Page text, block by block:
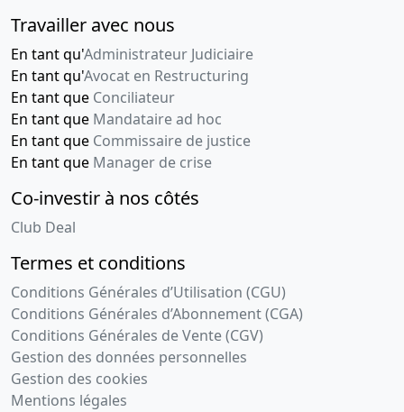
Travailler avec nous
En tant qu'Administrateur Judiciaire
En tant qu'Avocat en Restructuring
En tant que Conciliateur
En tant que Mandataire ad hoc
En tant que Commissaire de justice
En tant que Manager de crise
Co-investir à nos côtés
Club Deal
Termes et conditions
Conditions Générales d’Utilisation (CGU)
Conditions Générales d’Abonnement (CGA)
Conditions Générales de Vente (CGV)
Gestion des données personnelles
Gestion des cookies
Mentions légales